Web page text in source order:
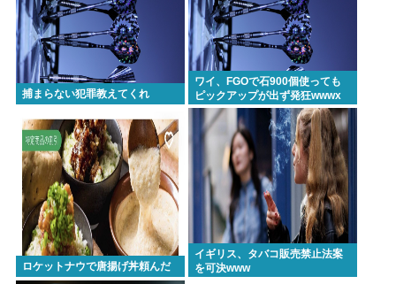
捕まらない犯罪教えてくれ
ワイ、FGOで石900個使っても
ピックアップが出ず発狂wwwx
ロケットナウで唐揚げ丼頼んだ
イギリス、タバコ販売禁止法案
を可決www